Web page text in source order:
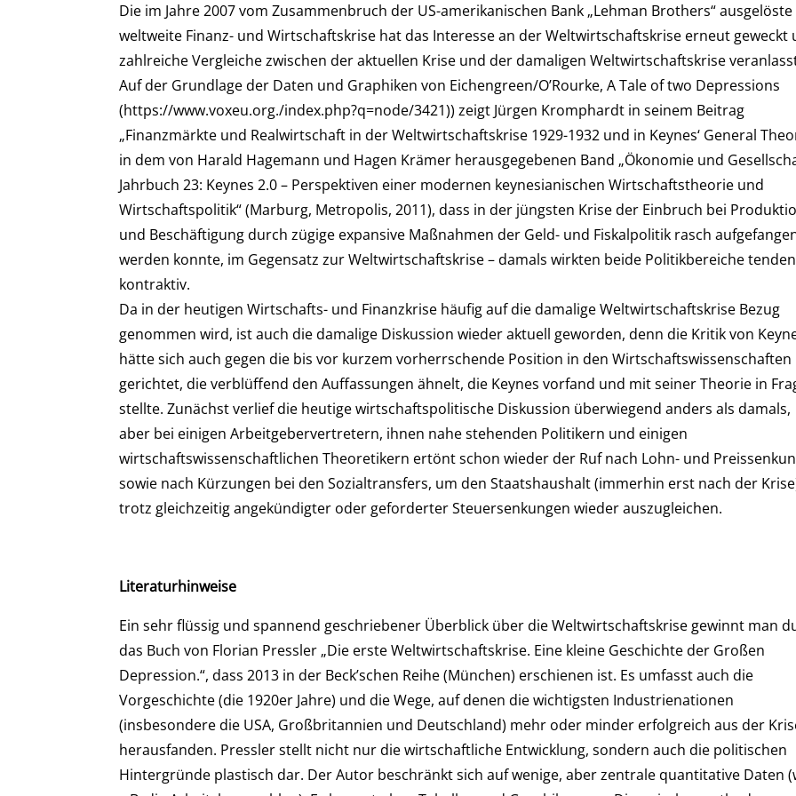
Die im Jahre 2007 vom Zusammenbruch der US-amerikanischen Bank „Lehman Brothers“ ausgelöste
weltweite Finanz- und Wirtschaftskrise hat das Interesse an der Weltwirtschaftskrise erneut geweckt
zahlreiche Vergleiche zwischen der aktuellen Krise und der damaligen Weltwirtschaftskrise
Auf der Grundlage der Daten und Graphiken von Eichengreen/O’Rourke, A Tale of two Depressions
(https://www.voxeu.org./index.php?q=node/3421)) zeigt Jürgen Kromphardt in seinem Beitrag
„Finanzmärkte und Realwirtschaft in der Weltwirtschaftskrise 1929-1932 und in Keynes‘ General
in dem von Harald Hagemann und Hagen Krämer herausgegebenen Band „Ökonomie und
Jahrbuch 23: Keynes 2.0 – Perspektiven einer modernen keynesianischen Wirtschaftstheorie und
Wirtschaftspolitik“ (Marburg, Metropolis, 2011), dass in der jüngsten Krise der Einbruch bei
und Beschäftigung durch zügige expansive Maßnahmen der Geld- und Fiskalpolitik rasch
werden konnte, im Gegensatz zur Weltwirtschaftskrise – damals wirkten beide Politikbereiche
kontraktiv.
Da in der heutigen Wirtschafts- und Finanzkrise häufig auf die damalige Weltwirtschaftskrise Bezug
genommen wird, ist auch die damalige Diskussion wieder aktuell geworden, denn die Kritik von
hätte sich auch gegen die bis vor kurzem vorherrschende Position in den Wirtschaftswissenschaften
gerichtet, die verblüffend den Auffassungen ähnelt, die Keynes vorfand und mit seiner Theorie in
stellte. Zunächst verlief die heutige wirtschaftspolitische Diskussion überwiegend anders als damals,
aber bei einigen Arbeitgebervertretern, ihnen nahe stehenden Politikern und einigen
wirtschaftswissenschaftlichen Theoretikern ertönt schon wieder der Ruf nach Lohn- und
sowie nach Kürzungen bei den Sozialtransfers, um den Staatshaushalt (immerhin erst nach der
trotz gleichzeitig angekündigter oder geforderter Steuersenkungen wieder auszugleichen.
Literaturhinweise
Ein sehr flüssig und spannend geschriebener Überblick über die Weltwirtschaftskrise gewinnt man
das Buch von Florian Pressler „Die erste Weltwirtschaftskrise. Eine kleine Geschichte der Großen
Depression.“, dass 2013 in der Beck’schen Reihe (München) erschienen ist. Es umfasst auch die
Vorgeschichte (die 1920er Jahre) und die Wege, auf denen die wichtigsten Industrienationen
(insbesondere die USA, Großbritannien und Deutschland) mehr oder minder erfolgreich aus der
herausfanden. Pressler stellt nicht nur die wirtschaftliche Entwicklung, sondern auch die politischen
Hintergründe plastisch dar. Der Autor beschränkt sich auf wenige, aber zentrale quantitative Daten